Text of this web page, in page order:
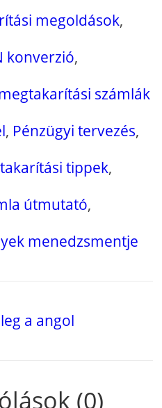
megoldások,
konverzió,
számlák
, Pénzügyi tervezés,
tippek,
útmutató,
menedzsmentje
a angol
(0)